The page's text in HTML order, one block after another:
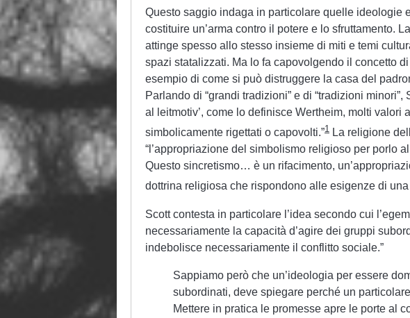
Questo saggio indaga in particolare quelle ideologie
costituire un’arma contro il potere e lo sfruttamento.
attinge spesso allo stesso insieme di miti e temi
spazi statalizzati. Ma lo fa capovolgendo il concetto
esempio di come si può distruggere la casa del
Parlando di “grandi tradizioni” e di “tradizioni minori”,
al leitmotiv’, come lo definisce Wertheim, molti valori
simbolicamente rigettati o capovolti.”1 La religione
“l’appropriazione del simbolismo religioso per porlo
Questo sincretismo… è un rifacimento,
dottrina religiosa che rispondono alle esigenze di
Scott contesta in particolare l’idea secondo cui
necessariamente la capacità d’agire dei gruppi
indebolisce necessariamente il conflitto sociale.”
Sappiamo però che un’ideologia per essere
subordinati, deve spiegare perché un
Mettere in pratica le promesse apre le porte al